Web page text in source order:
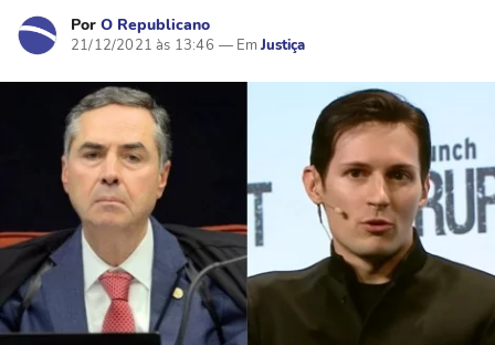
Por O Republicano
21/12/2021 às 13:46 Justiça